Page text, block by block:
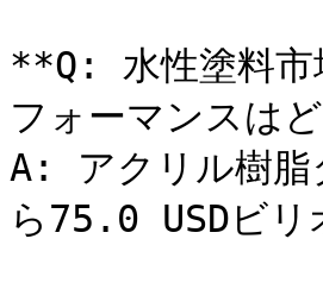
**Q: 水性塗料市
フォーマンスは
A: アクリル樹脂
ら75.0 USDビリ